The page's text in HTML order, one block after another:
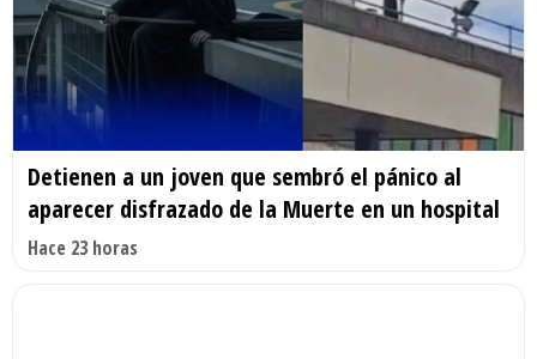
Detienen a un joven que sembró el pánico al
aparecer disfrazado de la Muerte en un hospital
Hace 23 horas